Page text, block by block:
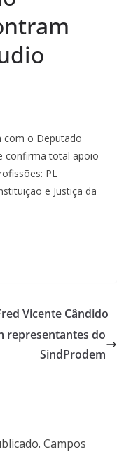
com o Deputado
confirma total apoio
PL
e Justiça da
Vicente Cândido
representantes do
SindProdem
Campos